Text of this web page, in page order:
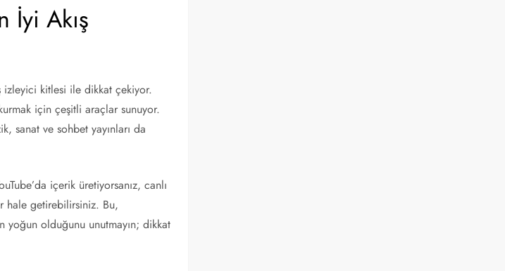
İyi Akış
izleyici kitlesi ile dikkat çekiyor.
için çeşitli araçlar sunuyor.
sanat ve sohbet yayınları da
içerik üretiyorsanız, canlı
hale getirebilirsiniz. Bu,
olduğunu unutmayın; dikkat